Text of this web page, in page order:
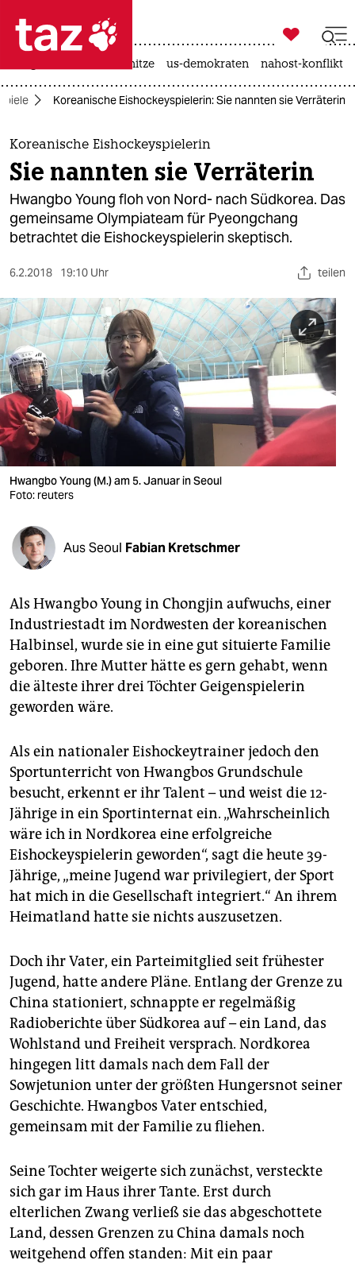
 taz zahl ich
taz zahl ich
themen
politik
öko
sport
berlin
nord
wahrheit
verlag
verlag
veranstaltungen
shop
unterstützen
abo
genossenschaft
epaper login

taz zahl ich
hitze us-demokraten nahost-konflikt
Koreanische Eishockeyspielerin: Sie nannten sie Verräterin
Koreanische Eishockeyspielerin
Sie nannten sie Verräterin
Hwangbo Young floh von Nord- nach Südkorea. Das
gemeinsame Olympiateam für Pyeongchang
betrachtet die Eishockeyspielerin skeptisch.
6.2.2018 19:10 Uhr teilen
Hwangbo Young (M.) am 5. Januar in Seoul
Foto: reuters
Aus Seoul Fabian Kretschmer
Als Hwangbo Young in Chongjin aufwuchs, einer
Industriestadt im Nordwesten der koreanischen
Halbinsel, wurde sie in eine gut situierte Familie
geboren. Ihre Mutter hätte es gern gehabt, wenn
die älteste ihrer drei Töchter Geigenspielerin
geworden wäre.
Als ein nationaler Eishockeytrainer jedoch den
Sportunterricht von Hwangbos Grundschule
besucht, erkennt er ihr Talent – und weist die 12-
Jährige in ein Sportinternat ein. „Wahrscheinlich
wäre ich in Nordkorea eine erfolgreiche
Eishockeyspielerin geworden“, sagt die heute 39-
Jährige, „meine Jugend war privilegiert, der Sport
hat mich in die Gesellschaft integriert.“ An ihrem
Heimatland hatte sie nichts auszusetzen.
Doch ihr Vater, ein Parteimitglied seit frühester
Jugend, hatte andere Pläne. Entlang der Grenze zu
China stationiert, schnappte er regelmäßig
Radioberichte über Südkorea auf – ein Land, das
Wohlstand und Freiheit versprach. Nordkorea
hingegen litt damals nach dem Fall der
Sowjetunion unter der größten Hungersnot seiner
Geschichte. Hwangbos Vater entschied,
gemeinsam mit der Familie zu fliehen.
Seine Tochter weigerte sich zunächst, versteckte
sich gar im Haus ihrer Tante. Erst durch
elterlichen Zwang verließ sie das abgeschottete
Land, dessen Grenzen zu China damals noch
weitgehend offen standen: Mit ein paar